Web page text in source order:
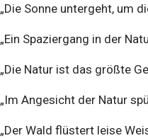
„Die Sonne untergeht, um
„Ein Spaziergang in der
„Die Natur ist das größte
„Im Angesicht der Natur
„Der Wald flüstert leise